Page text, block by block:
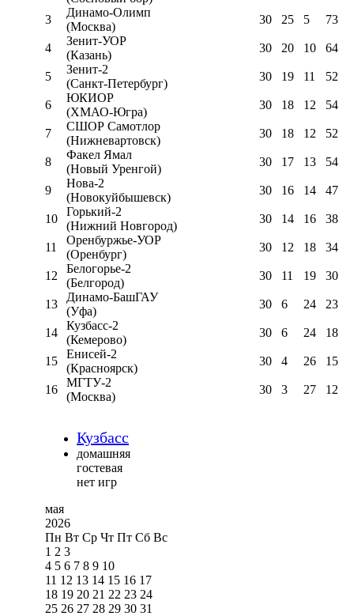
3
Динамо-Олимп
(Москва)
30 25 5 73
4
Зенит-УОР
(Казань)
30 20 10 64
5
Зенит-2
(Санкт-Петербург)
30 19 11 52
6
ЮКИОР
(ХМАО-Югра)
30 18 12 54
7
СШОР Самотлор
(Нижневартовск)
30 18 12 52
8
Факел Ямал
(Новый Уренгой)
30 17 13 54
9
Нова-2
(Новокуйбышевск)
30 16 14 47
10
Горький-2
(Нижний Новгород)
30 14 16 38
11
Оренбуржье-УОР
(Оренбург)
30 12 18 34
12
Белогорье-2
(Белгород)
30 11 19 30
13
Динамо-БашГАУ
(Уфа)
30 6 24 23
14
Кузбасс-2
(Кемерово)
30 6 24 18
15
Енисей-2
(Красноярск)
30 4 26 15
16
МГТУ-2
(Москва)
30 3 27 12
Кузбасс
домашняя
гостевая
нет игр
мая
2026
Пн Вт Ср Чт Пт Сб Вс
1 2 3
4 5 6 7 8 9 10
11 12 13 14 15 16 17
18 19 20 21 22 23 24
25 26 27 28 29 30 31